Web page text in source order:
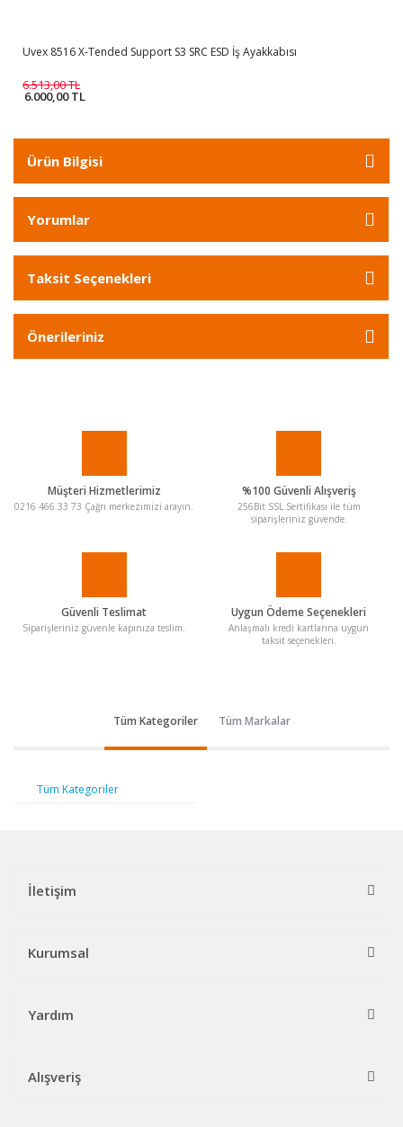
Uvex 8516 X-Tended Support S3 SRC ESD İş Ayakkabısı
6.513,00 TL
6.000,00 TL
Ürün Bilgisi
Yorumlar
Taksit Seçenekleri
Önerileriniz
Müşteri Hizmetlerimiz
0216 466 33 73 Çağrı merkezimizi arayın.
%100 Güvenli Alışveriş
256Bit SSL Sertifikası ile tüm
siparişleriniz güvende.
Güvenli Teslimat
Siparişleriniz güvenle kapınıza teslim.
Uygun Ödeme Seçenekleri
Anlaşmalı kredi kartlarına uygun
taksit seçenekleri.
Tüm Kategoriler Tüm Markalar
Tüm Kategoriler
İletişim
Kurumsal
Yardım
Alışveriş